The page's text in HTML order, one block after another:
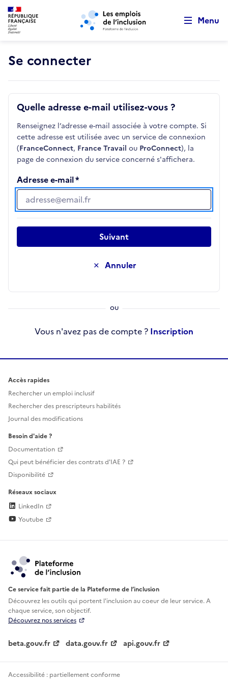
Aller au menu principal Aller au contenu principal
Menu
Se connecter
Quelle adresse e-mail utilisez-vous ?
Renseignez l’adresse e-mail associée à votre compte. Si
cette adresse est utilisée avec un service de connexion
(FranceConnect, France Travail ou ProConnect), la
page de connexion du service concerné s'affichera.
Adresse e-mail
Adresse e-mail
Annuler
Suivant
Vous n'avez pas de compte ? Inscription
Accès rapides
Rechercher un emploi inclusif
Rechercher des prescripteurs habilités
Journal des modifications
Besoin d'aide ?
Documentation
Qui peut bénéficier des contrats d'IAE ?
Disponibilité
Réseaux sociaux
LinkedIn
Youtube
Ce service fait partie de la Plateforme de l’inclusion
Découvrez les outils qui portent l'inclusion aucoeur de leur service. A
chaque service, son objectif.
Découvrez nos services
beta.gouv.fr data.gouv.fr api.gouv.fr
Accessibilité : partiellement conforme
Retour au début de la page
Panneau de gestion des cookies